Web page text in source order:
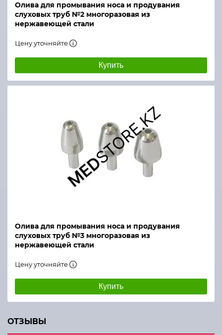
Олива для промывания носа и продувания
слуховых труб №2 многоразовая из
нержавеющей стали
Цену уточняйте
Купить
Олива для промывания носа и продувания
слуховых труб №3 многоразовая из
нержавеющей стали
Цену уточняйте
Купить
ОТЗЫВЫ